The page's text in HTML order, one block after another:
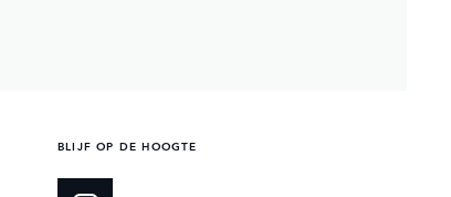
BLIJF OP DE HOOGTE